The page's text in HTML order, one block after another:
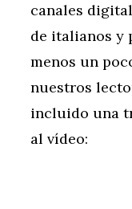
canales
de italianos y
menos un
nuestros
incluido una
al vídeo: